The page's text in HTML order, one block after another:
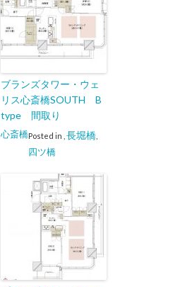
ブランズタワー・ウェ
リス心斎橋SOUTH B
type 間取り
Posted in
心斎橋 長堀橋,
四ツ橋